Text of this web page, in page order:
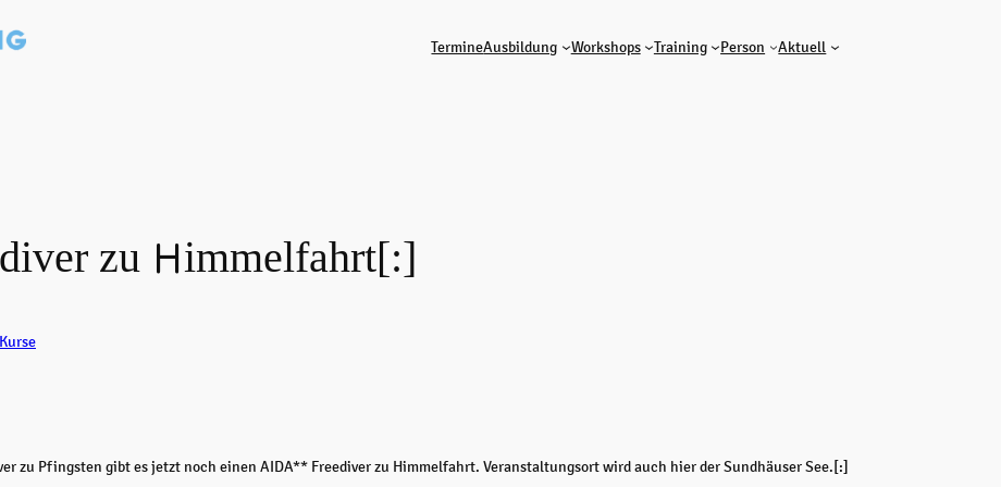
TermineAusbildung Workshops Training Person Aktuell
zu Himmelfahrt[:]
Kurse
zu Pfingsten gibt es jetzt noch einen AIDA** Freediver zu Himmelfahrt. Veranstaltungsort wird auch hier der Sundhäuser See.[:]